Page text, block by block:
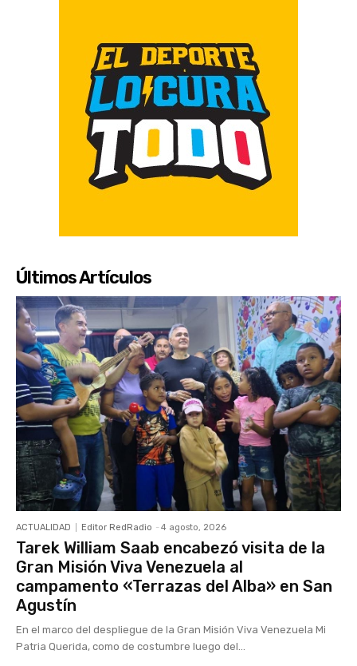
Últimos Artículos
ACTUALIDAD Editor RedRadio - 4 agosto, 2026
Tarek William Saab encabezó visita de la
Gran Misión Viva Venezuela al
campamento «Terrazas del Alba» en San
Agustín
En el marco del despliegue de la Gran Misión Viva Venezuela Mi
Patria Querida, como de costumbre luego del...